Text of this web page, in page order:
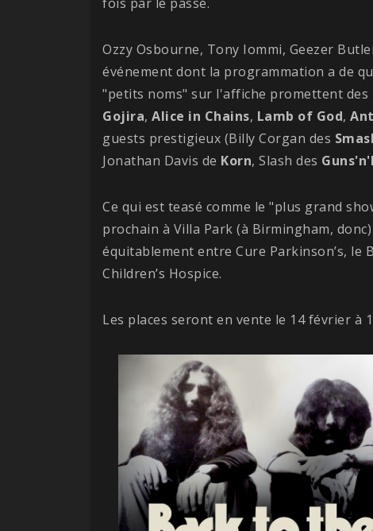
Ozzy Osbourne, Tony Iommi, Geezer
événement dont la programmation a de
"petits noms" sur l'affiche promettent des
Gojira, Alice in Chains, Lamb of God,
guests prestigieux (Billy Corgan des
Jonathan Davis de Korn, Slash des
Ce qui est teasé comme le "plus grand
prochain à Villa Park (à Birmingham,
équitablement entre Cure Parkinson’s, le
Children’s Hospice.
Les places seront en vente le 14 février à